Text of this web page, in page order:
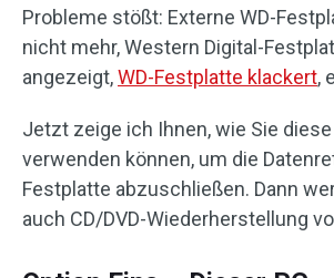
Probleme stößt: Externe WD-
nicht mehr, Western Digital-
angezeigt,WD-Festplatte klackert,
Jetzt zeige ich Ihnen, wie Sie
verwenden können, um die
Festplatte abzuschließen. Dann
auch CD/DVD-Wiederherstellung